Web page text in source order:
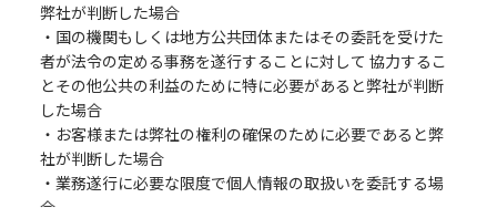
弊社が判断した場合
・国の機関もしくは地方公共団体またはその委託を受けた
者が法令の定める事務を遂行することに対して 協力するこ
とその他公共の利益のために特に必要があると弊社が判断
した場合
・お客様または弊社の権利の確保のために必要であると弊
社が判断した場合
・業務遂行に必要な限度で個人情報の取扱いを委託する場